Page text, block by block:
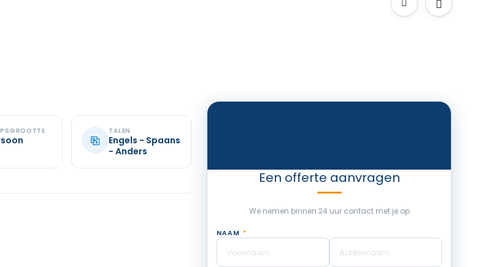
TALEN
Engels - Spaans
- Anders
Een offerte aanvragen
We nemen binnen 24 uur contact met je op
NAAM *